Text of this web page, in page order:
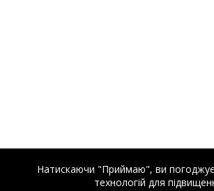
Натискаючи "Приймаю", ви
технологій для